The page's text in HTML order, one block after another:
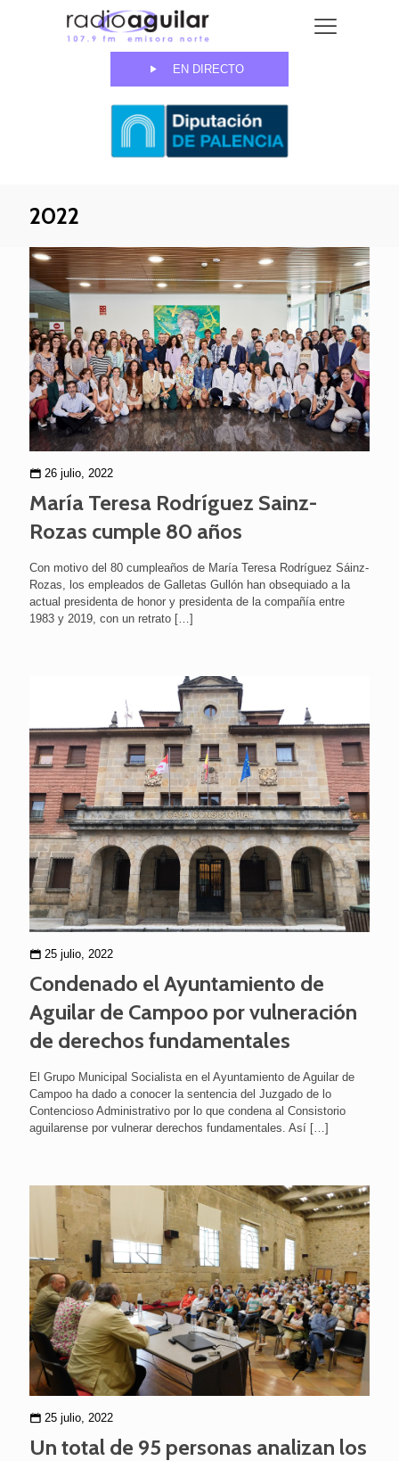
EN DIRECTO
2022
26 julio, 2022
María Teresa Rodríguez Sainz-
Rozas cumple 80 años
Con motivo del 80 cumpleaños de María Teresa Rodríguez Sáinz-
Rozas, los empleados de Galletas Gullón han obsequiado a la
actual presidenta de honor y presidenta de la compañía entre
1983 y 2019, con un retrato […]
25 julio, 2022
Condenado el Ayuntamiento de
Aguilar de Campoo por vulneración
de derechos fundamentales
El Grupo Municipal Socialista en el Ayuntamiento de Aguilar de
Campoo ha dado a conocer la sentencia del Juzgado de lo
Contencioso Administrativo por lo que condena al Consistorio
aguilarense por vulnerar derechos fundamentales. Así […]
25 julio, 2022
Un total de 95 personas analizan los